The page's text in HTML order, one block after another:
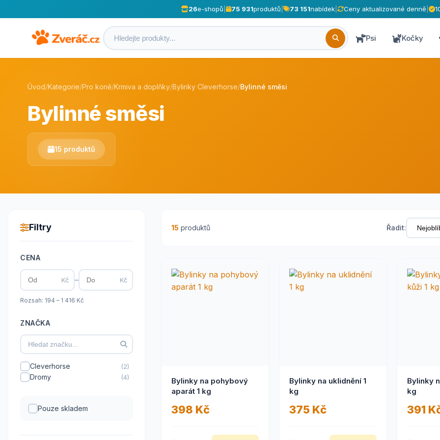
26e-shopů 75 931produktů 73 151nabídek Ceny aktualizované denně
Psi Kočky
Úvod/Kategorie/Pro koně/Krmiva a doplňky/Bylinky Cleverhorse/Bylinné směsi
Bylinné směsi
15 produktů
Filtry
CENA
Kč – Kč
Rozsah: 194 – 1 416 Kč
ZNAČKA
Cleverhorse (2)
Dromy (4)
Pouze skladem
15 produktů Řadit:
Bylinky na pohybový
aparát 1 kg
398 Kč
Bylinky na uklidnění 1
kg
375 Kč
Bylinky
kg
391